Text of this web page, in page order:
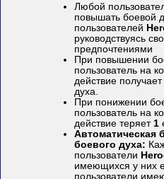
Любой
повышать боевой
пользователей
руководствуясь
предпочтениями
При повышении
пользователь на
действие получает
духа.
При понижении
пользователь на
действие теряет 1
Автоматическая
боевого духа:
пользователи
имеющихся у них
пользователи